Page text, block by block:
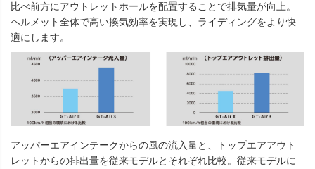
比べ前方にアウトレットホールを配置することで排気量が向上。
ヘルメット全体で高い換気効率を実現し、ライディングをより快
適にします。
アッパーエアインテークからの風の流入量と、トップエアアウト
レットからの排出量を従来モデルとそれぞれ比較。従来モデルに